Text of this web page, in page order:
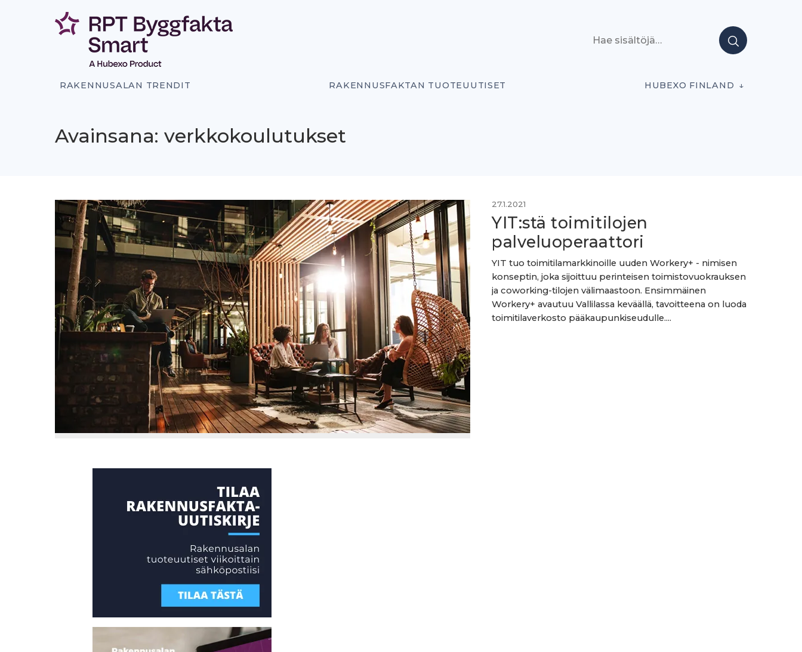
RAKENNUSALAN TRENDIT RAKENNUSFAKTAN TUOTEUUTISET HUBEXO FINLAND
Avainsana: verkkokoulutukset
27.1.2021
YIT:stä toimitilojen
palveluoperaattori
YIT tuo toimitilamarkkinoille uuden Workery+ - nimisen
konseptin, joka sijoittuu perinteisen toimistovuokrauksen
ja coworking-tilojen välimaastoon. Ensimmäinen
Workery+ avautuu Vallilassa keväällä, tavoitteena on luoda
toimitilaverkosto pääkaupunkiseudulle....